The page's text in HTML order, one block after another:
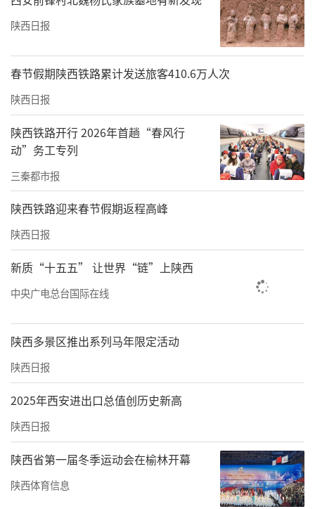
陕西日报
春节假期陕西铁路累计发送旅客410.6万人次
陕西日报
陕西铁路开行 2026年首趟“春风行
动”务工专列
三秦都市报
陕西铁路迎来春节假期返程高峰
陕西日报
新质“十五五” 让世界“链”上陕西
中央广电总台国际在线
陕西多景区推出系列马年限定活动
陕西日报
2025年西安进出口总值创历史新高
陕西日报
陕西省第一届冬季运动会在榆林开幕
陕西体育信息